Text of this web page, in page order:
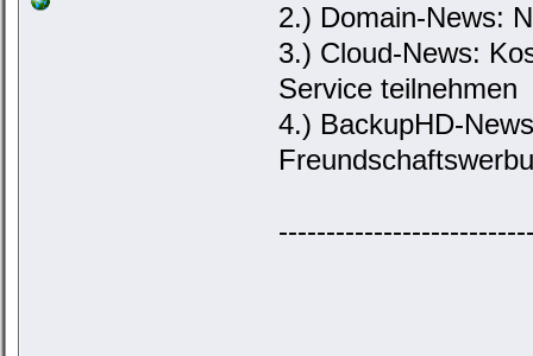
2.) Domain-News:
3.) Cloud-News:
Service teilnehmen
4.) BackupHD-